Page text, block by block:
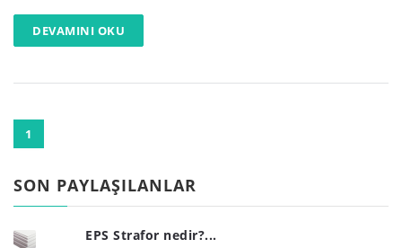
DEVAMINI OKU
1
SON PAYLAŞILANLAR
EPS Strafor nedir?...